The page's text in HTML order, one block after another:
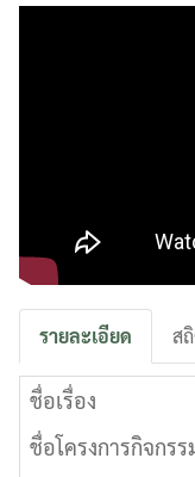
รายละเอียด ส
ชื่อเรื่อง
ชื่อโครงการกิจกรร